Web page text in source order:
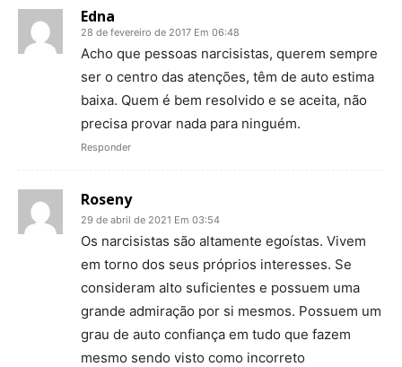
Edna
28 de fevereiro de 2017 Em 06:48
Acho que pessoas narcisistas, querem sempre
ser o centro das atenções, têm de auto estima
baixa. Quem é bem resolvido e se aceita, não
precisa provar nada para ninguém.
Responder
Roseny
29 de abril de 2021 Em 03:54
Os narcisistas são altamente egoístas. Vivem
em torno dos seus próprios interesses. Se
consideram alto suficientes e possuem uma
grande admiração por si mesmos. Possuem um
grau de auto confiança em tudo que fazem
mesmo sendo visto como incorreto